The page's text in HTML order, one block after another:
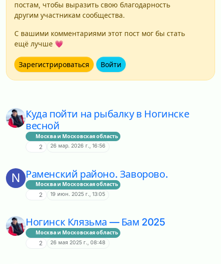
постам, чтобы выразить свою благодарность
другим участникам сообщества.
С вашими комментариями этот пост мог бы стать
ещё лучше 💗
Зарегистрироваться Войти
Куда пойти на рыбалку в Ногинске
весной
Москва и Московская область
2 26 мар. 2026 г., 16:56
N Раменский районо. Заворово.
Москва и Московская область
2 19 июн. 2025 г., 13:05
Ногинск Клязьма — Бам 2025
Москва и Московская область
2 26 мая 2025 г., 08:48